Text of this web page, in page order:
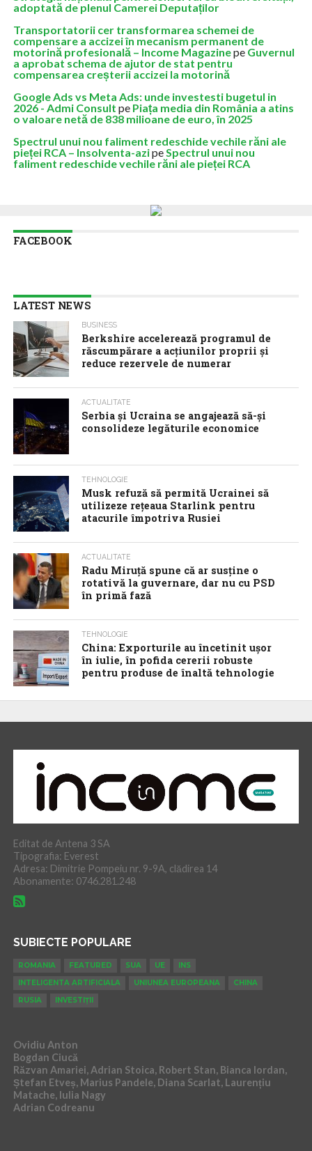
adoptată de plenul Camerei Deputaților
Transportatorii cer transformarea schemei de
compensare a accizei în mecanism permanent de
motorină profesională – Income Magazinepe Guvernul
a aprobat schema de ajutor de stat pentru
compensarea creșterii accizei la motorină
Google Ads vs Meta Ads: unde investesti bugetul in
2026 - Admi Consult pe Piața media din România a atins
o valoare netă de 838 milioane de euro, în 2025
Spectrul unui nou faliment redeschide vechile răni ale
pieței RCA – Insolventa-azipeSpectrul unui nou
faliment redeschide vechile răni ale pieței RCA
FACEBOOK
LATEST NEWS
BUSINESS
Berkshire accelerează programul de
răscumpărare a acţiunilor proprii şi
reduce rezervele de numerar
ACTUALITATE
Serbia şi Ucraina se angajează să-şi
consolideze legăturile economice
TEHNOLOGIE
Musk refuză să permită Ucrainei să
utilizeze reţeaua Starlink pentru
atacurile împotriva Rusiei
ACTUALITATE
Radu Miruţă spune că ar susţine o
rotativă la guvernare, dar nu cu PSD
în primă fază
TEHNOLOGIE
China: Exporturile au încetinit ușor
în iulie, în pofida cererii robuste
pentru produse de înaltă tehnologie
Editat de Antena 3 SA
Tipografia: Everest
Adresa: Dimitrie Pompeiu nr. 9-9A, clădirea 14
Abonamente: 0746.281.248
SUBIECTE POPULARE
ROMANIA FEATURED SUA UE
INS
INTELIGENTA ARTIFICIALA
UNIUNEA EUROPEANA
CHINA
RUSIA
INVESTIȚII
Ovidiu Anton
Bogdan Ciucă
Răzvan Amariei, Adrian Stoica, Robert Stan, Bianca Iordan,
Ștefan Etveș, Marius Pandele, Diana Scarlat, Laurențiu
Matache, Iulia Nagy
Adrian Codreanu